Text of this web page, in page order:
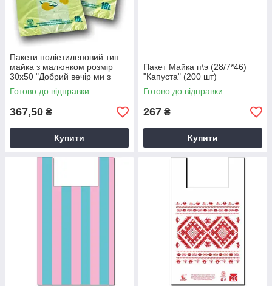
Пакети поліетиленовий тип
майка з малюнком розмір
30х50 "Добрий вечір ми з
України" щільність 18 мкр 250
шт/уп.
Готово до відправки
367,50 ₴
Купити
Пакет Майка п\э (28/7*46)
"Капуста" (200 шт)
Готово до відправки
267 ₴
Купити